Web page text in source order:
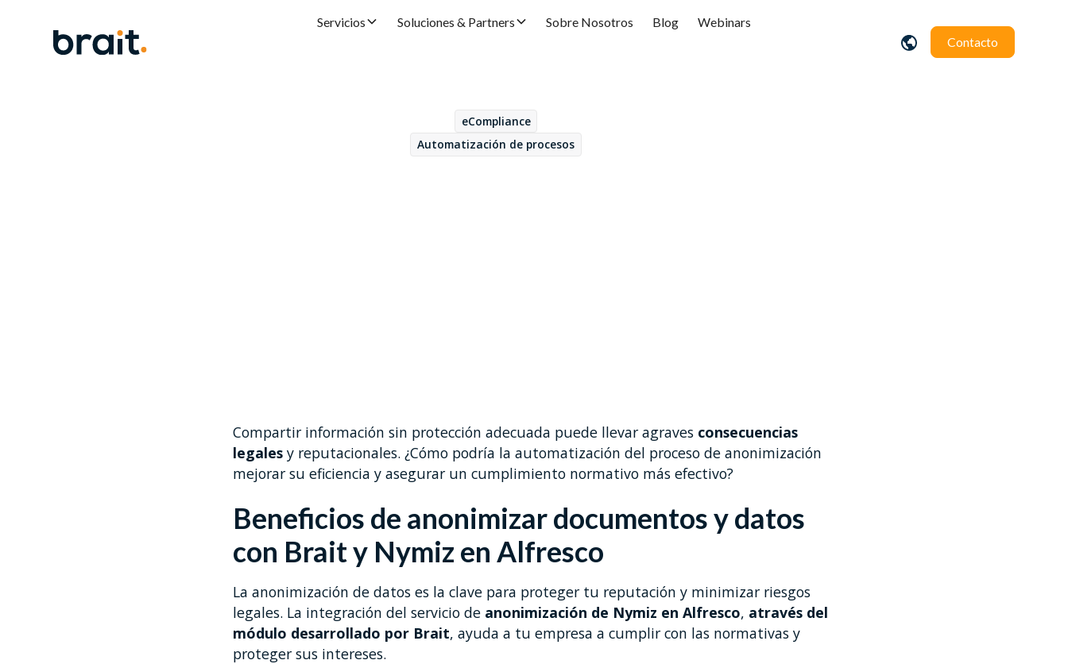
Servicios Soluciones & Partners Sobre Nosotros Blog
Webinars
Contacto
eCompliance
Automatización de procesos
Compartir información sin protección adecuada puede llevar agraves consecuencias
legalesy reputacionales. ¿Cómo podría la automatización del proceso de anonimización
mejorar su eficiencia y asegurar un cumplimiento normativo más efectivo?
Beneficios de anonimizar documentos y datos
con Brait y Nymiz en Alfresco
La anonimización de datos es la clave para proteger tu reputación y minimizar riesgos
legales. La integración del servicio de anonimización de Nymiz en Alfresco, através del
módulo desarrollado por Brait, ayuda a tu empresa a cumplir con las normativas y
proteger sus intereses.